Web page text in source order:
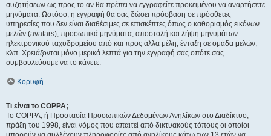
συζητήσεων ως προς το αν θα πρέπει να εγγραφείτε προκειμένου να αναρτήσετε
μηνύματα. Ωστόσο, η εγγραφή θα σας δώσει πρόσβαση σε πρόσθετες
υπηρεσίες που δεν είναι διαθέσιμες σε επισκέπτες όπως ο καθορισμός εικόνων
μελών (avatars), προσωπικά μηνύματα, αποστολή και λήψη μηνυμάτων
ηλεκτρονικού ταχυδρομείου από και προς άλλα μέλη, ένταξη σε ομάδα μελών,
κλπ. Χρειάζονται μόνο μερικά λεπτά για την εγγραφή σας οπότε σας
συμβουλεύουμε να το κάνετε.
Κορυφή
Τι είναι το COPPA;
Το COPPA, ή Προστασία Προσωπικών Δεδομένων Ανηλίκων στο Διαδίκτυο,
πράξη του 1998, είναι νόμος που απαιτεί από δικτυακούς τόπους οι οποίοι